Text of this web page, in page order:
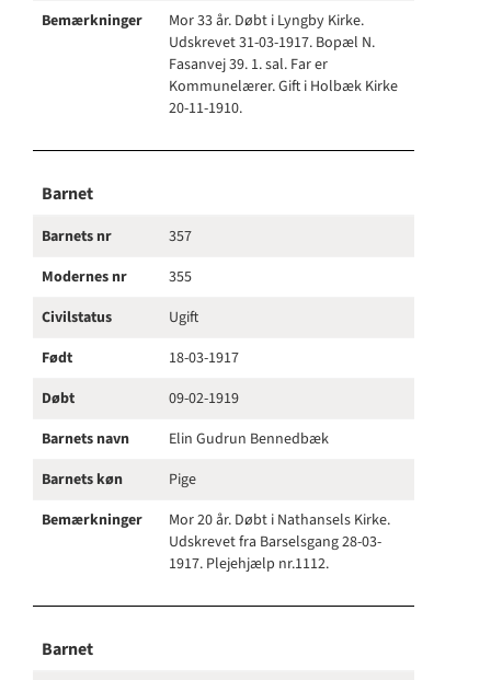
Bemærkninger
Mor 33 år. Døbt i Lyngby Kirke.
Udskrevet 31-03-1917. Bopæl N.
Fasanvej 39. 1. sal. Far er
Kommunelærer. Gift i Holbæk Kirke
20-11-1910.
Barnet
Barnets nr
357
Modernes nr
355
Civilstatus
Ugift
Født
18-03-1917
Døbt
09-02-1919
Barnets navn
Elin Gudrun Bennedbæk
Barnets køn
Pige
Bemærkninger
Mor 20 år. Døbt i Nathansels Kirke.
Udskrevet fra Barselsgang 28-03-
1917. Plejehjælp nr.1112.
Barnet